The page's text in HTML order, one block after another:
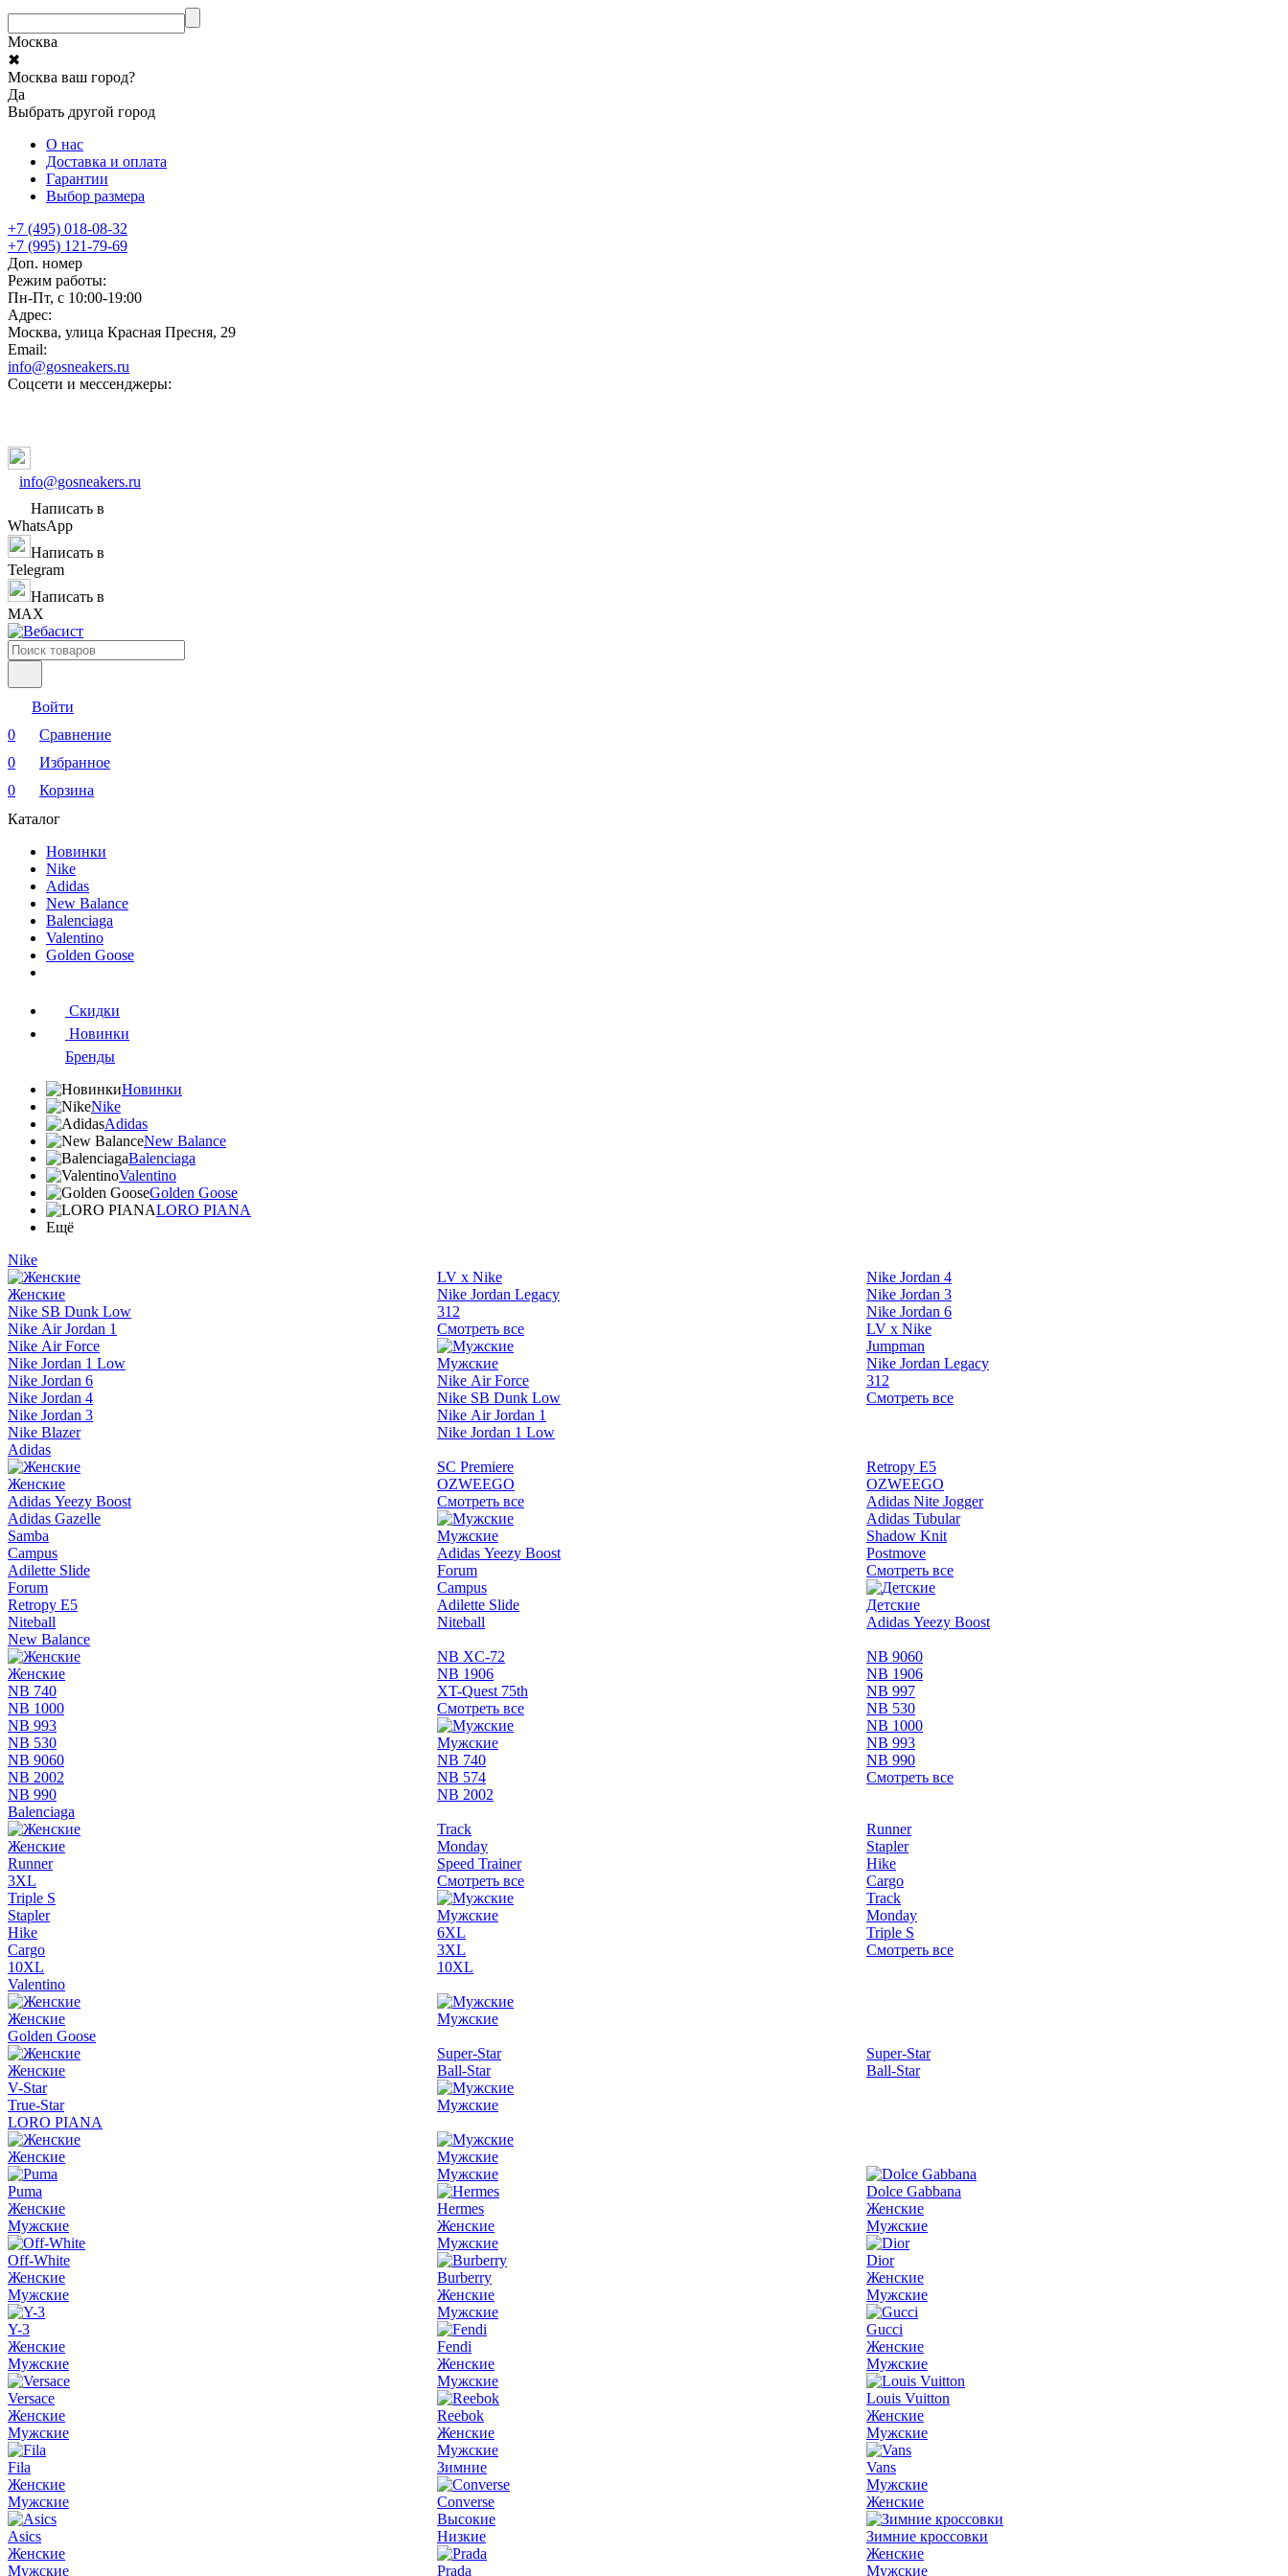
Москва
✖
Москва ваш город?
Да
Выбрать другой город
О нас
Доставка и оплата
Гарантии
Выбор размера
+7 (495) 018-08-32
+7 (995) 121-79-69
Доп. номер
Режим работы:
Пн-Пт, с 10:00-19:00
Адрес:
Москва, улица Красная Пресня, 29
Email:
info@gosneakers.ru
Соцсети и мессенджеры:
info@gosneakers.ru
Написать в
WhatsApp
Написать в
Telegram
Написать в
MAX
Войти
0
Сравнение
0
Избранное
0
Корзина
Каталог
Новинки
Nike
Adidas
New Balance
Balenciaga
Valentino
Golden Goose
Скидки
Новинки
Бренды
Новинки
Nike
Adidas
New Balance
Balenciaga
Valentino
Golden Goose
LORO PIANA
Ещё
Nike
Женские
Nike SB Dunk Low
Nike Air Jordan 1
Nike Air Force
Nike Jordan 1 Low
Nike Jordan 6
Nike Jordan 4
Nike Jordan 3
Nike Blazer
LV x Nike
Nike Jordan Legacy
312
Смотреть все
Мужские
Nike Air Force
Nike SB Dunk Low
Nike Air Jordan 1
Nike Jordan 1 Low
Nike Jordan 4
Nike Jordan 3
Nike Jordan 6
LV x Nike
Jumpman
Nike Jordan Legacy
312
Смотреть все
Adidas
Женские
Adidas Yeezy Boost
Adidas Gazelle
Samba
Campus
Adilette Slide
Forum
Retropy E5
Niteball
SC Premiere
OZWEEGO
Смотреть все
Мужские
Adidas Yeezy Boost
Forum
Campus
Adilette Slide
Niteball
Retropy E5
OZWEEGO
Adidas Nite Jogger
Adidas Tubular
Shadow Knit
Postmove
Смотреть все
Детские
Adidas Yeezy Boost
New Balance
Женские
NB 740
NB 1000
NB 993
NB 530
NB 9060
NB 2002
NB 990
NB XC-72
NB 1906
XT-Quest 75th
Смотреть все
Мужские
NB 740
NB 574
NB 2002
NB 9060
NB 1906
NB 997
NB 530
NB 1000
NB 993
NB 990
Смотреть все
Balenciaga
Женские
Runner
3XL
Triple S
Stapler
Hike
Cargo
10XL
Track
Monday
Speed Trainer
Смотреть все
Мужские
6XL
3XL
10XL
Runner
Stapler
Hike
Cargo
Track
Monday
Triple S
Смотреть все
Valentino
Женские
Мужские
Golden Goose
Женские
V-Star
True-Star
Super-Star
Ball-Star
Мужские
Super-Star
Ball-Star
LORO PIANA
Женские Мужские
Puma
Женские
Мужские
Off-White
Женские
Мужские
Y-3
Женские
Мужские
Versace
Женские
Мужские
Fila
Женские
Мужские
Asics
Женские
Мужские
Мужские
Hermes
Женские
Мужские
Burberry
Женские
Мужские
Fendi
Женские
Мужские
Reebok
Женские
Мужские
Зимние
Converse
Высокие
Низкие
Prada
Dolce Gabbana
Женские
Мужские
Dior
Женские
Мужские
Gucci
Женские
Мужские
Louis Vuitton
Женские
Мужские
Vans
Мужские
Женские
Зимние кроссовки
Женские
Мужские